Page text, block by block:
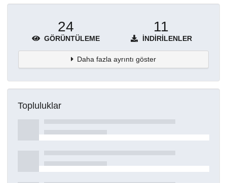
24
GÖRÜNTÜLEME
11
İNDIRILENLER
Daha fazla ayrıntı göster
Topluluklar